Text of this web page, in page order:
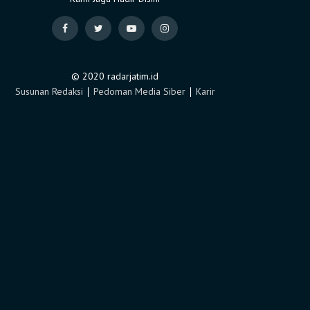
© 2020 radarjatim.id
Susunan Redaksi ∣ Pedoman Media Siber∣ Karir